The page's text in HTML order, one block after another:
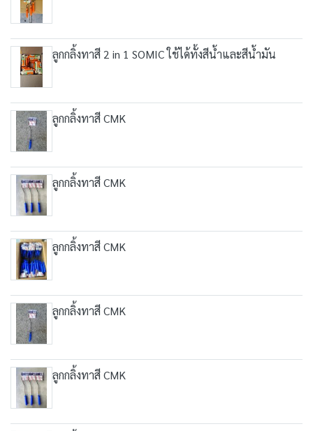
ลูกกลิ้งทาสี 2 in 1 SOMIC ใช้ได้ทั้งสีน้ำและสีน้ำมัน
ลูกกลิ้งทาสี CMK
ลูกกลิ้งทาสี CMK
ลูกกลิ้งทาสี CMK
ลูกกลิ้งทาสี CMK
ลูกกลิ้งทาสี CMK